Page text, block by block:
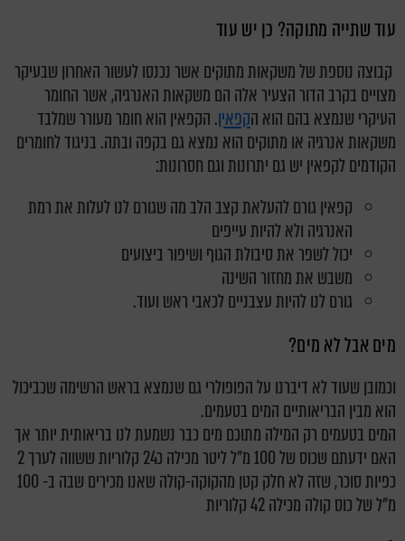
עוד שתייה מתוקה? כן יש עוד
קבוצה נוספת של משקאות מתוקים אשר נכנסו לעשור האחרון שבעיקר
מצויים בקרב הדור הצעיר אלה הם משקאות האנרגיה, אשר החומר
העיקרי שנמצא בהם הוא הקפאין. הקפאין הוא חומר מעורר שמלבד
משקאות אנרגיה או מתוקים הוא נמצא גם בקפה ובתה. בניגוד לחומרים
הקודמים לקפאין יש גם יתרונות וגם חסרונות:
קפאין גורם להעלאת קצב הלב מה שגורם לנו לעלות את רמת
האנרגיה ולא להיות עייפים
יכול לשפר את סיבולת הגוף ושיפור ביצועים
משבש את מחזור השינה
גורם לנו להיות עצבניים לכאבי ראש ועוד.
מים אבל לא מים?
וכמובן שעוד לא דיברנו על הפופולרי גם שנמצא בראש הרשימה שכביכול
הוא מבין הבריאותיים המים בטעמים.
המים בטעמים רק המילה מתוכם מים כבר נשמעת לנו בריאותית יותר אך
האם ידעתם שכוס של 100 מ"ל ליטר מכילה כ24 קלוריות ששווה לערך 2
כפיות סוכר,
שזה לא חלק קטן מהקוקה-קולה שאנו מכירים שבה ב- 100
מ"ל של כוס קולה מכילה 42 קלוריות